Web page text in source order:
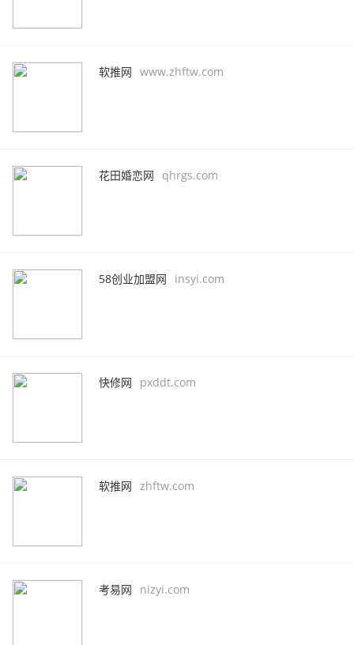
软推网 www.zhftw.com
花田婚恋网 qhrgs.com
58创业加盟网 insyi.com
快修网 pxddt.com
软推网 zhftw.com
考易网 nizyi.com